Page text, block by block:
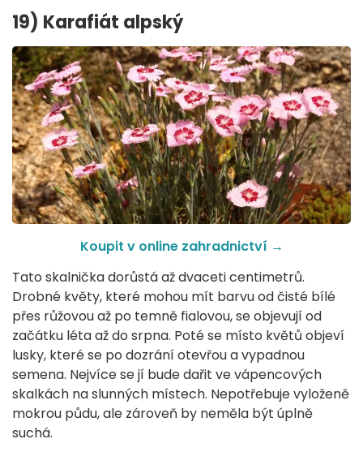
19) Karafiát alpský
Koupit v online zahradnictví →
Tato skalnička dorůstá až dvaceti centimetrů.
Drobné květy, které mohou mít barvu od čisté bílé
přes růžovou až po temně fialovou, se objevují od
začátku léta až do srpna. Poté se místo květů objeví
lusky, které se po dozrání otevřou a vypadnou
semena. Nejvíce se jí bude dařit ve vápencových
skalkách na slunných místech. Nepotřebuje vyloženě
mokrou půdu, ale zároveň by neměla být úplně
suchá.